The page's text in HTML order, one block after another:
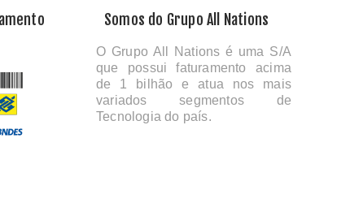
Somos do Grupo All Nations
O Grupo All Nations é uma S/A
que possui faturamento acima
de 1 bilhão e atua nos mais
variados segmentos de
Tecnologia do país.